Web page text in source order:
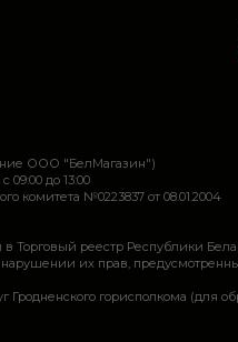
ООО "БелМагазин")
09:00 до 13:00
комитета №0223837 от 08.01.2004
реестр Республики
их прав,
горисполкома (для